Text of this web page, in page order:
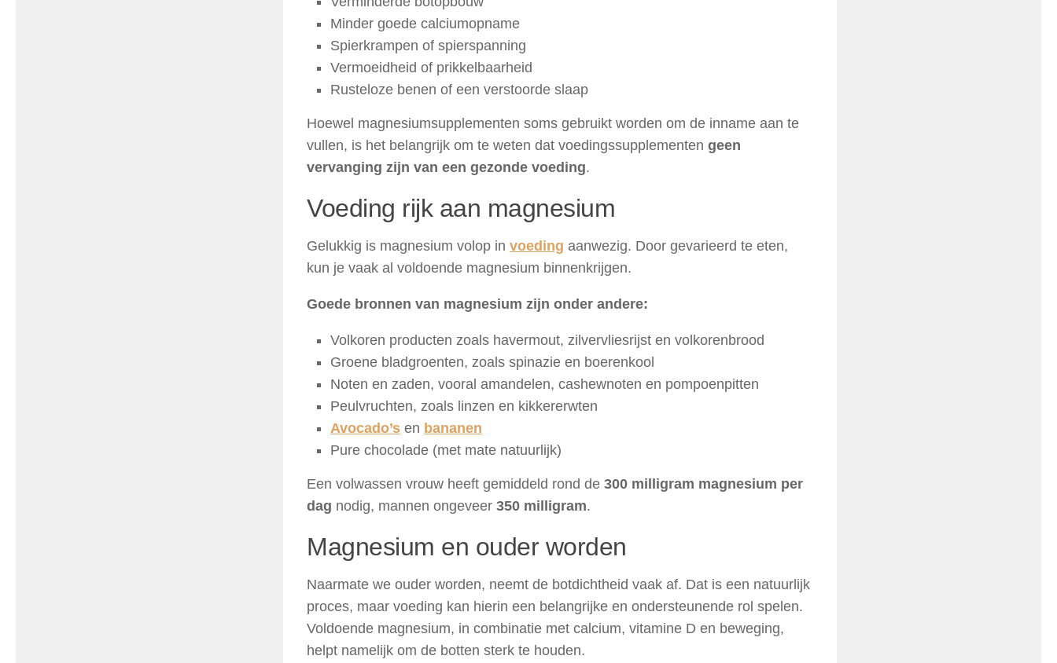
Minder goede calciumopname
Spierkrampen of spierspanning
Vermoeidheid of prikkelbaarheid
Rusteloze benen of een verstoorde slaap
Hoewel magnesiumsupplementen soms gebruikt worden om de inname aan te
vullen, is het belangrijk om te weten dat voedingssupplementen geen
vervanging zijn van een gezonde voeding.
Voeding rijk aan magnesium
Gelukkig is magnesium volop in voeding aanwezig. Door gevarieerd te eten,
kun je vaak al voldoende magnesium binnenkrijgen.
Goede bronnen van magnesium zijn onder andere:
Volkoren producten zoals havermout, zilvervliesrijst en volkorenbrood
Groene bladgroenten, zoals spinazie en boerenkool
Noten en zaden, vooral amandelen, cashewnoten en pompoenpitten
Peulvruchten, zoals linzen en kikkererwten
Avocado’s en bananen
Pure chocolade (met mate natuurlijk)
Een volwassen vrouw heeft gemiddeld rond de 300 milligram magnesium per
dag nodig, mannen ongeveer 350 milligram.
Magnesium en ouder worden
Naarmate we ouder worden, neemt de botdichtheid vaak af. Dat is een natuurlijk
proces, maar voeding kan hierin een belangrijke en ondersteunende rol spelen.
Voldoende magnesium, in combinatie met calcium, vitamine D en beweging,
helpt namelijk om de botten sterk te houden.